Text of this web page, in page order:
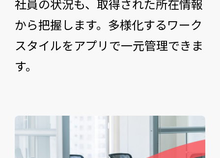
社員の状況も、取得された所在情報
から把握します。多様化するワーク
スタイルをアプリで一元管理できま
す。